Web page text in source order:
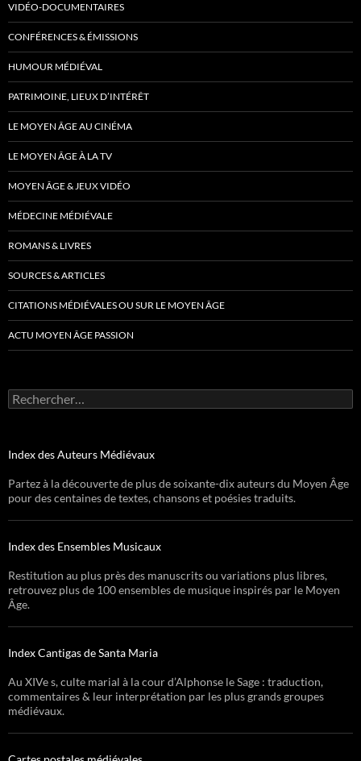
VIDÉO-DOCUMENTAIRES
CONFÉRENCES & ÉMISSIONS
HUMOUR MÉDIÉVAL
PATRIMOINE, LIEUX D’INTÉRÊT
LE MOYEN ÂGE AU CINÉMA
LE MOYEN ÂGE À LA TV
MOYEN ÂGE & JEUX VIDÉO
MÉDECINE MÉDIÉVALE
ROMANS & LIVRES
SOURCES & ARTICLES
CITATIONS MÉDIÉVALES OU SUR LE MOYEN ÂGE
ACTU MOYEN ÂGE PASSION
Rechercher :
Index des Auteurs Médiévaux
Partez à la découverte de plus de soixante-dix auteurs du Moyen Âge
pour des centaines de textes, chansons et poésies traduits.
Index des Ensembles Musicaux
Restitution au plus près des manuscrits ou variations plus libres,
retrouvez plus de 100 ensembles de musique inspirés par le Moyen
Âge.
Index Cantigas de Santa Maria
Au XIVe s, culte marial à la cour d’Alphonse le Sage : traduction,
commentaires & leur interprétation par les plus grands groupes
médiévaux.